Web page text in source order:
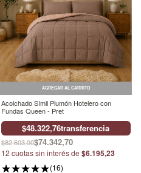
AGREGAR AL CARRITO
Acolchado Símil Plumón Hotelero con
Fundas Queen - Pret
$48.322,76transferencia
$82.603,00$74.342,70
12 cuotas sin interés de $6.195,23
(16)